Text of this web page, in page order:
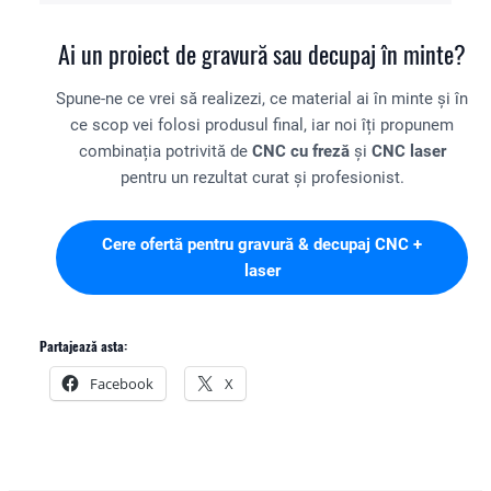
proiecte complexe stabilim un termen clar în ofertă.
Ai un proiect de gravură sau decupaj în minte?
Spune-ne ce vrei să realizezi, ce material ai în minte și în
ce scop vei folosi produsul final, iar noi îți propunem
combinația potrivită de CNC cu frezăși CNC laser
pentru un rezultat curat și profesionist.
Cere ofertă pentru gravură & decupaj CNC +
laser
Partajează asta:
Facebook X